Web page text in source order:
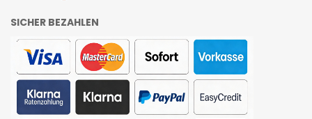
SICHER BEZAHLEN